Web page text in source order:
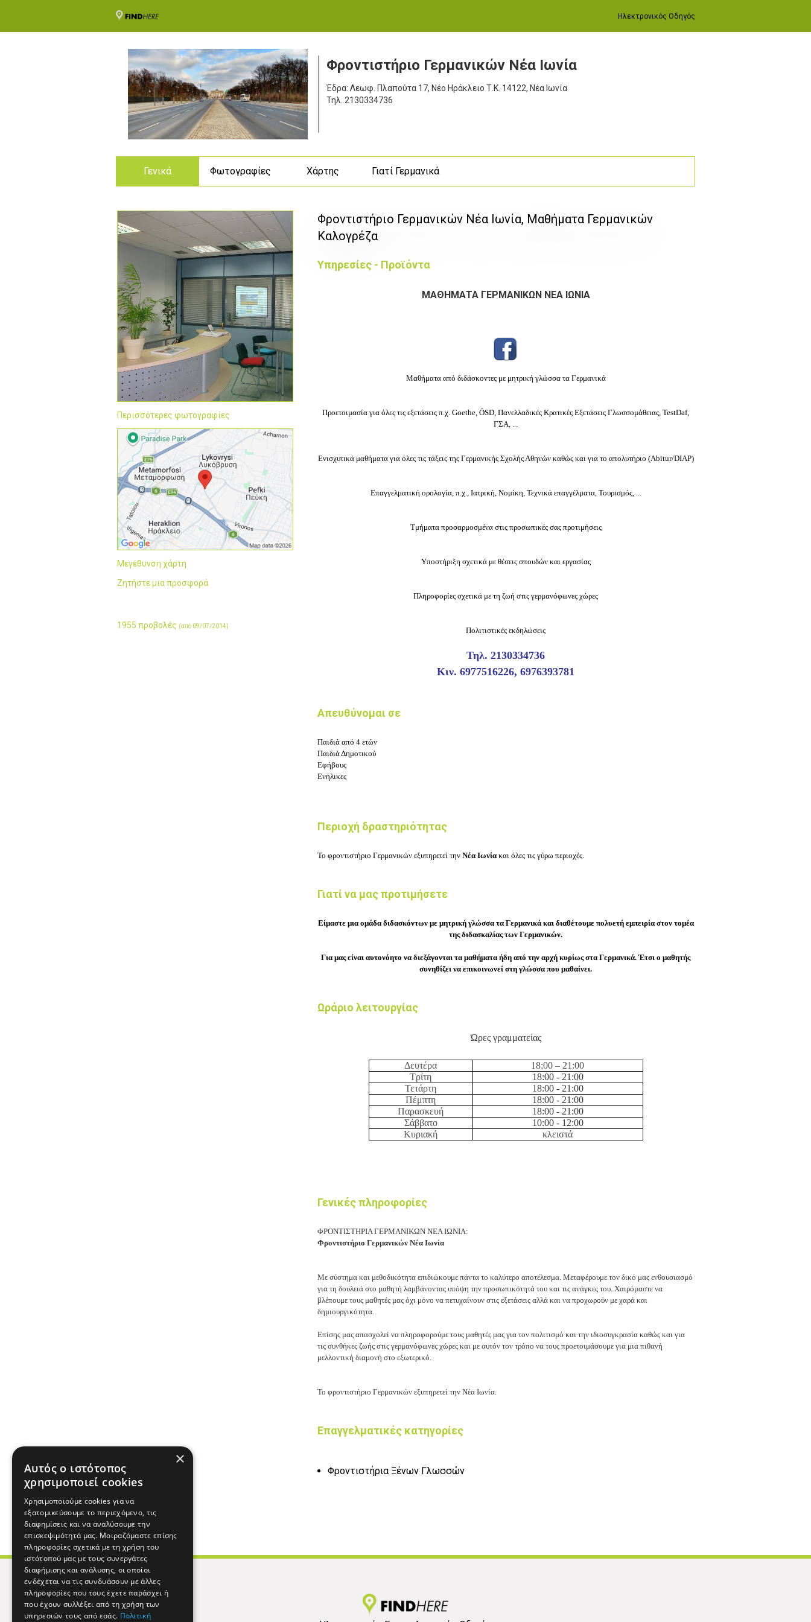
Ηλεκτρονικός Οδηγός
Φροντιστήριο Γερμανικών Νέα Ιωνία
Έδρα: Λεωφ. Πλαπούτα 17, Νέο Ηράκλειο Τ.Κ. 14122, Νέα Ιωνία
Τηλ. 2130334736
Γενικά Φωτογραφίες Χάρτης Γιατί Γερμανικά
Περισσότερες φωτογραφίες
Μεγέθυνση χάρτη
Ζητήστε μια προσφορά
1955 προβολές (από 09/07/2014)
Φροντιστήριο Γερμανικών Νέα Ιωνία, Μαθήματα Γερμανικών
Καλογρέζα
Υπηρεσίες - Προϊόντα
ΜΑΘΗΜΑΤΑ ΓΕΡΜΑΝΙΚΩΝ ΝΕΑ ΙΩΝΙΑ
Μαθήματα από διδάσκοντες με μητρική γλώσσα τα Γερμανικά
Προετοιμασία για όλες τις εξετάσεις π.χ. Goethe, ÖSD, Πανελλαδικές Κρατικές Εξετάσεις Γλωσσομάθειας, TestDaf,
ΓΣΑ, ...
Ενισχυτικά μαθήματα για όλες τις τάξεις της Γερμανικής Σχολής Αθηνών καθώς και για το απολυτήριο (Abitur/DIAP)
Επαγγελματική ορολογία, π.χ., Ιατρική, Νομίκη, Τεχνικά επαγγέλματα, Τουρισμός, ...
Τμήματα προσαρμοσμένα στις προσωπικές σας προτιμήσεις
Υποστήριξη σχετικά με θέσεις σπουδών και εργασίας
Πληροφορίες σχετικά με τη ζωή στις γερμανόφωνες χώρες
Πολιτιστικές εκδηλώσεις
Τηλ. 2130334736
Κιν. 6977516226, 6976393781
Απευθύνομαι σε
Παιδιά από 4 ετών
Παιδιά Δημοτικού
Εφήβους
Ενήλικες
Περιοχή δραστηριότητας
Το φροντιστήριο Γερμανικών εξυπηρετεί την Νέα Ιωνία και όλες τις γύρω περιοχές.
Γιατί να μας προτιμήσετε
Είμαστε μια ομάδα διδασκόντων με μητρική γλώσσα τα Γερμανικά και διαθέτουμε πολυετή εμπειρία στον τομέα
της διδασκαλίας των Γερμανικών.
Για μας είναι αυτονόητο να διεξάγονται τα μαθήματα ήδη από την αρχή κυρίως στα Γερμανικά. Έτσι ο μαθητής
συνηθίζει να επικοινωνεί στη γλώσσα που μαθαίνει.
Ωράριο λειτουργίας
Ώρες γραμματείας
Δευτέρα 18:00 – 21 :00
Τρίτη
18:00 - 21:00
Τετάρτη
18:00 - 21:00
Πέμπτη
18:00 - 21:00
Παρασκευή
18:00 - 21:00
Σάββατο
10:00 - 12:00
Κυριακή
κλειστά
Γενικές πληροφορίες
ΦΡΟΝΤΙΣΤΗΡΙΑ ΓΕΡΜΑΝΙΚΩΝ ΝΕΑ ΙΩΝΙΑ:
Φροντιστήριο Γερμανικών Νέα Ιωνία
Με σύστημα και μεθοδικότητα επιδιώκουμε πάντα το καλύτερο αποτέλεσμα. Μεταφέρουμε τον δικό μας ενθουσιασμό
για τη δουλειά στο μαθητή λαμβάνοντας υπόψη την προσωπικότητά του και τις ανάγκες του. Χαιρόμαστε να
βλέπουμε τους μαθητές μας όχι μόνο να πετυχαίνουν στις εξετάσεις αλλά και να προχωρούν με χαρά και
δημιουργικότητα.
Επίσης μας απασχολεί να πληροφορούμε τους μαθητές μας για τον πολιτισμό και την ιδιοσυγκρασία καθώς και για
τις συνθήκες ζωής στις γερμανόφωνες χώρες και με αυτόν τον τρόπο να τους προετοιμάσουμε για μια πιθανή
μελλοντική διαμονή στο εξωτερικό.
Το φροντιστήριο Γερμανικών εξυπηρετεί την Νέα Ιωνία.
Επαγγελματικές κατηγορίες
Φροντιστήρια Ξένων Γλωσσών
×
Αυτός ο ιστότοπος
χρησιμοποιεί cookies
Χρησιμοποιούμε cookies για να
εξατομικεύσουμε το περιεχόμενο, τις
διαφημίσεις και να αναλύσουμε την
επισκεψιμότητά μας. Μοιραζόμαστε επίσης
πληροφορίες σχετικά με τη χρήση του
ιστότοπού μας με τους συνεργάτες
διαφήμισης και ανάλυσης, οι οποίοι
ενδέχεται να τις συνδυάσουν με άλλες
πληροφορίες που τους έχετε παράσχει ή
που έχουν συλλέξει από τη χρήση των
υπηρεσιών τους από εσάς. Πολιτική